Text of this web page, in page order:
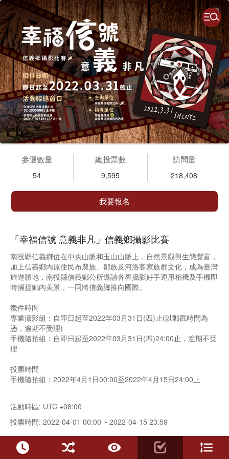
參選數量
54
總投票數
9,595
訪問量
218,408
我要報名
「幸福信號 意義非凡」信義鄉攝影比賽
南投縣信義鄉位在中央山脈和玉山山脈上，自然景觀與生態豐富，
加上信義鄉內原住民布農族、鄒族及河洛客家族群文化，成為臺灣
旅遊勝地，南投縣信義鄉公所邀請各界攝影好手運用相機及手機即
時捕捉鄉內美景，一同將信義鄉推向國際。
徵件時間
專業攝影組：自即日起至2022年03月31日(四)止(以郵戳時間為
憑，逾期不受理)
手機隨拍組：自即日起至2022年03月31日(四)24:00止，逾期不受
理
投票時間
手機隨拍組：2022年4月1日00:00至2022年4月15日24:00止
活動時區: UTC +08:00
投票時間: 2022-04-01 00:00 ~ 2022-04-15 23:59